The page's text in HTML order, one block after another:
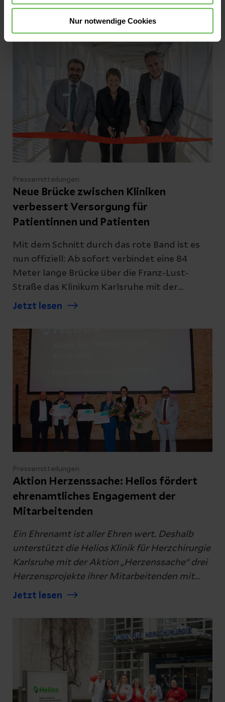
Nur notwendige Cookies
Universitätsklinikum Mannheim, einen
innovativen Defibrillator zur Behandlung von
lebensbedrohlichen Herzrhythmusstörungen
implantiert. Der Eingriff wurde erstmals bei
Helios durchgeführt. Künftig wird auch das
Herzzentrum Leipzig bei Helios solche
Eingriffe anbieten.
Pressemitteilungen
Neue Brücke zwischen Kliniken
verbessert Versorgung für
Patientinnen und Patienten
Mit dem Schnitt durch das rote Band ist es
nun offiziell: Ab sofort verbindet eine 84
Meter lange Brücke über die Franz-Lust-
Straße das Klinikum Karlsruhe mit der
benachbarten Helios Klinik für Herzchirurgie.
Notfallpatientinnen und -patienten und
erleichtert gleichzeitig die Zusammenarbeit
zwischen den beiden Häusern.
Jetzt lesen
Pressemitteilungen
Aktion Herzenssache: Helios fördert
ehrenamtliches Engagement der
Mitarbeitenden
Ein Ehrenamt ist aller Ehren wert. Deshalb
unterstützt die Helios Klinik für Herzchirurgie
Karlsruhe mit der Aktion „Herzenssache“ drei
Herzensprojekte ihrer Mitarbeitenden mit
einer Spende in Höhe von je 1.000 €.
Jetzt lesen